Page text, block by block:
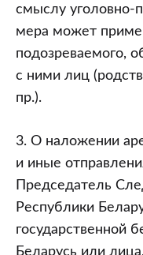
смыслу уголовно-
мера может
подозреваемого,
с ними лиц
пр.).
3. О наложении
и иные
Председатель
Республики
государственной
Беларусь или